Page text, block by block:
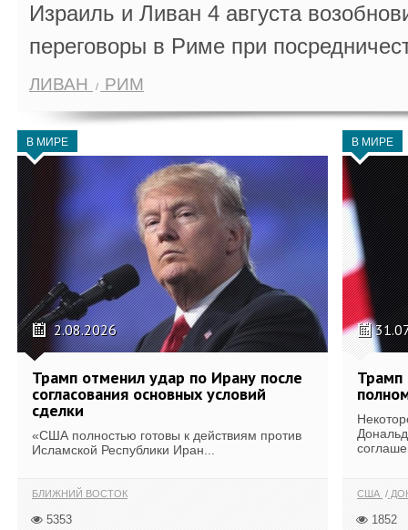
Израиль и Ливан 4 августа
переговоры в Риме при
ЛИВАН РИМ
В МИРЕ
2.08.2026
Трамп отменил удар по Ирану после
согласования основных условий
сделки
«США полностью готовы к действиям против
Исламской Республики Иран...
БЛИЖНИЙ ВОСТОК
5353
В МИРЕ
Трамп
США
1852